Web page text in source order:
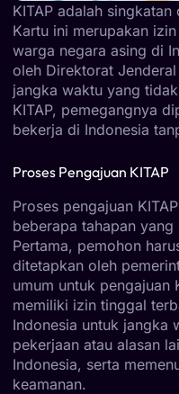
KITAP adalah
Kartu ini merupakan
warga negara asing di
oleh Direktorat
jangka waktu yang
KITAP, pemegangnya
bekerja di Indonesia
Proses Pengajuan KITAP
Proses pengajuan
beberapa tahapan
Pertama, pemohon
ditetapkan oleh
umum untuk pengajuan
memiliki izin tinggal
Indonesia untuk jangka
pekerjaan atau alasan
Indonesia, serta
keamanan.